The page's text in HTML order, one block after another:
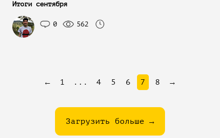
Итоги сентября
0 562
Загрузить больше →
← 1 ... 4 5 6 7 8 →